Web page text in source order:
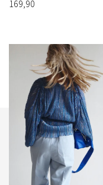
169,90